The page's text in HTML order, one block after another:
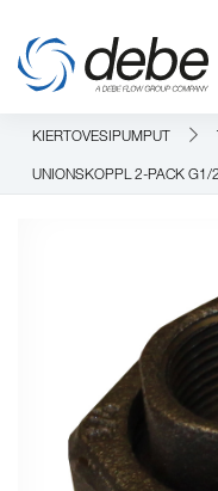
KIERTOVESIPUMPUT
UNIONSKOPPL 2-PACK G1/